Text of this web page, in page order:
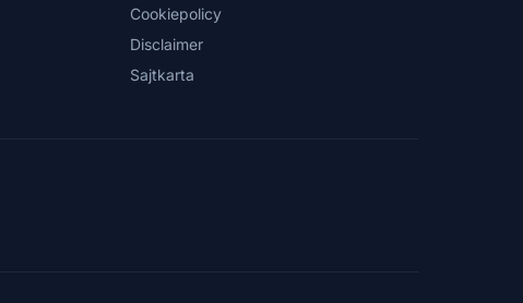
Cookiepolicy
Disclaimer
Sajtkarta